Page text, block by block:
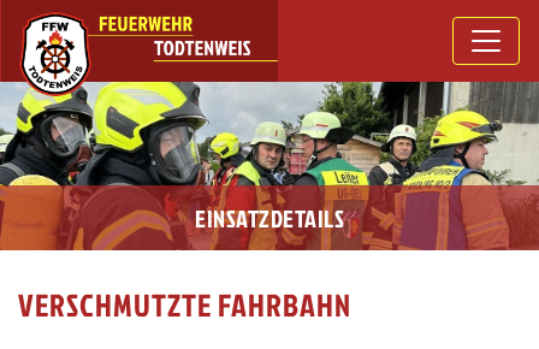
EINSATZDETAILS
VERSCHMUTZTE FAHRBAHN